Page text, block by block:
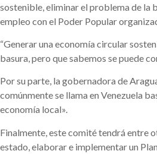
sostenible, eliminar el problema de la
empleo con el Poder Popular
“Generar una economía circular
basura, pero que sabemos se puede
Por su parte, la gobernadora de
comúnmente se llama en Venezuela
economía local».
Finalmente, este comité tendrá entre
estado, elaborar e implementar un